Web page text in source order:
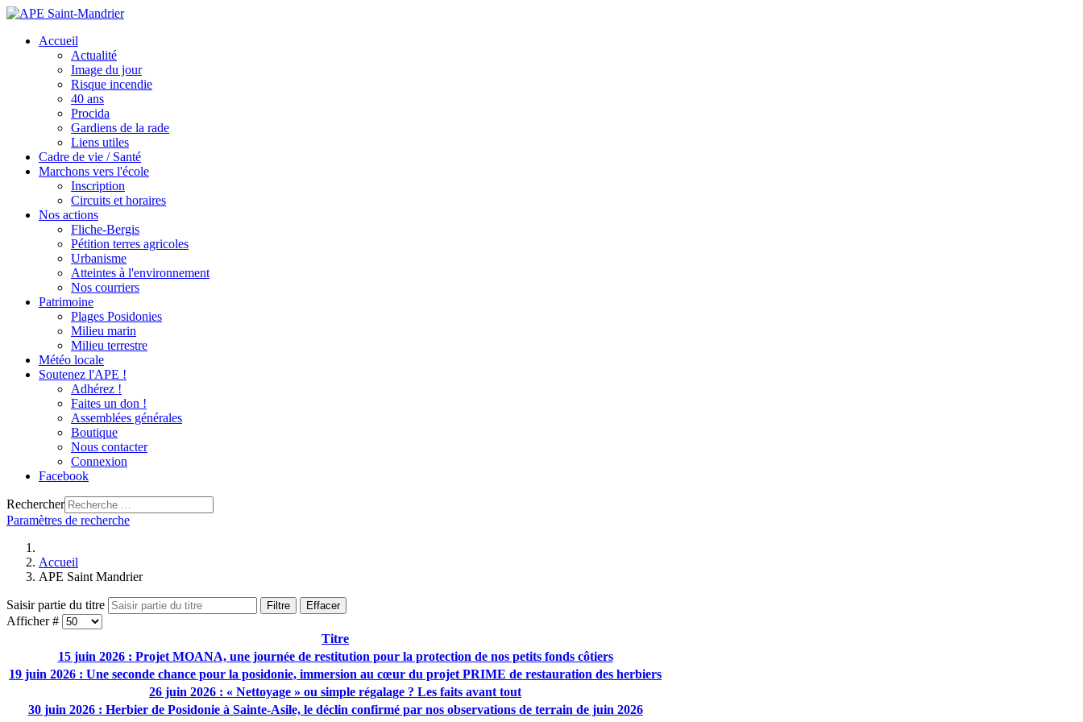
Accueil
Actualité
Image du jour
Risque incendie
40 ans
Procida
Gardiens de la rade
Liens utiles
Cadre de vie / Santé
Marchons vers l'école
Inscription
Circuits et horaires
Nos actions
Fliche-Bergis
Pétition terres agricoles
Urbanisme
Atteintes à l'environnement
Nos courriers
Patrimoine
Plages Posidonies
Milieu marin
Milieu terrestre
Météo locale
Soutenez l'APE !
Adhérez !
Faites un don !
Assemblées générales
Boutique
Nous contacter
Connexion
Facebook
Rechercher
Paramètres de recherche
Accueil
APE Saint Mandrier
Saisir partie du titre Filtre Effacer
Afficher #
Titre
15 juin 2026 : Projet MOANA, une journée de restitution pour la protection de nos petits fonds côtiers
19 juin 2026 : Une seconde chance pour la posidonie, immersion au cœur du projet PRIME de restauration des herbiers
26 juin 2026 : « Nettoyage » ou simple régalage ? Les faits avant tout
30 juin 2026 : Herbier de Posidonie à Sainte-Asile, le déclin confirmé par nos observations de terrain de juin 2026